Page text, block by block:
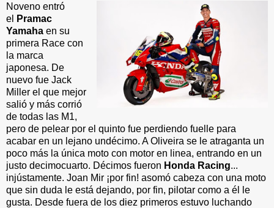
Noveno entró
el
Pramac
Yamaha en su
primera Race con
la marca
japonesa. De
nuevo fue Jack
Miller el que mejor
salió y más corrió
de todas las M1,
pero de pelear por el quinto fue perdiendo fuelle para
acabar en un lejano undécimo. A Oliveira se le atraganta un
poco más la única moto con motor en linea, entrando en un
justo decimocuarto. Décimos fueron Honda Racing...
injústamente. Joan Mir ¡por fin! asomó cabeza con una moto
que sin duda le está dejando, por fin, pilotar como a él le
gusta. Desde fuera de los diez primeros estuvo luchando